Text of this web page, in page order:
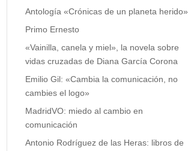
Antología «Crónicas de un planeta herido»
Primo Ernesto
«Vainilla, canela y miel», la novela sobre
vidas cruzadas de Diana García Corona
Emilio Gil: «Cambia la comunicación, no
cambies el logo»
MadridVO: miedo al cambio en
comunicación
Antonio Rodríguez de las Heras: libros de